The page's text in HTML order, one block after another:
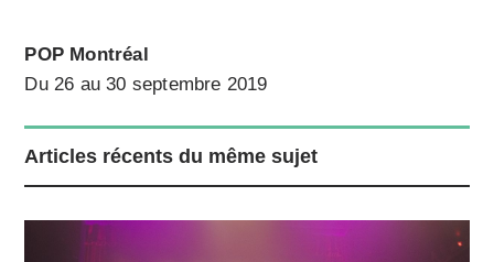
POP Montréal
Du 26 au 30 septembre 2019
Articles récents du même sujet